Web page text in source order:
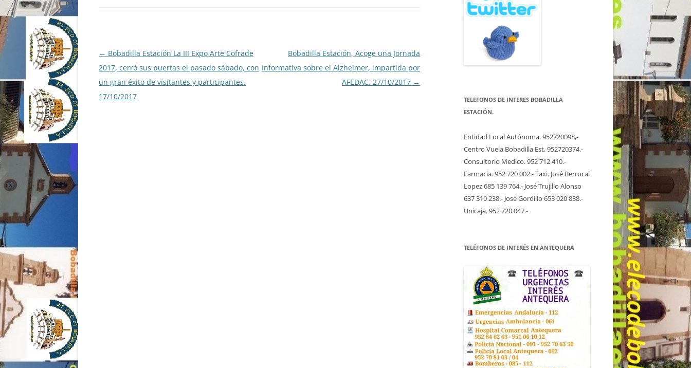
Navegación
de
entradas
← Bobadilla Estación La III Expo Arte Cofrade
2017, cerró sus puertas el pasado sábado, con
un gran éxito de visitantes y participantes.
17/10/2017
Bobadilla Estación, Acoge una Jornada
Informativa sobre el Alzheimer, impartida por
AFEDAC. 27/10/2017 →
TELEFONOS DE INTERES BOBADILLA
ESTACIÓN.
Entidad Local Autónoma. 952720098,-
Centro Vuela Bobadilla Est. 952720374.-
Consultorio Medico. 952 712 410.-
Farmacia. 952 720 002.- Taxi. José Berrocal
Lopez 685 139 764.- José Trujillo Alonso
637 310 238.- José Gordillo 653 020 838.-
Unicaja. 952 720 047.-
TELÉFONOS DE INTERÉS EN ANTEQUERA